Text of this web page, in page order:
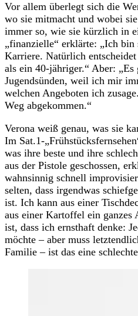
Vor allem überlegt sich die
wo sie mitmacht und wobei
immer so, wie sie kürzlich in
„finanzielle“ erklärte: „Ich bin
Karriere. Natürlich
als ein 40-jähriger.“ Aber:
Jugendsünden, weil ich mir
welchen Angeboten ich
Weg abgekommen.“
Verona weiß genau, was sie
Im Sat.1-
was ihre beste und ihre
aus der Pistole geschossen,
wahnsinnig schnell
selten, dass irgendwas
ist. Ich kann aus einer
aus einer Kartoffel ein ganzes
ist, dass ich ernsthaft denke:
möchte – aber muss
Familie – ist das eine